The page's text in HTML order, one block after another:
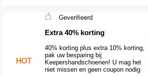
HOT
Geverifieerd
Extra 40% korting
40% korting plus extra 10% korting,
pak uw besparing bij
Keepershandschoenen! U mag het
niet missen en geen coupon nodig